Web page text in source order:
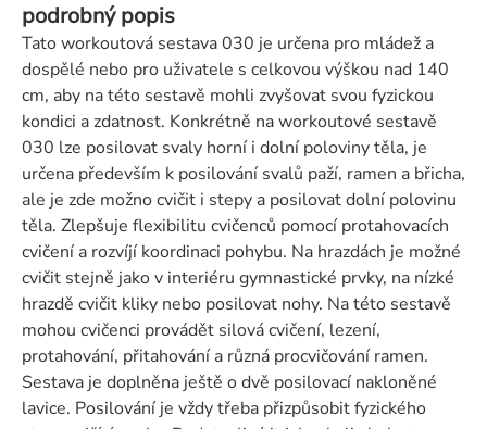
podrobný popis
Tato workoutová sestava 030 je určena pro mládež a
dospělé nebo pro uživatele s celkovou výškou nad 140
cm, aby na této sestavě mohli zvyšovat svou fyzickou
kondici a zdatnost. Konkrétně na workoutové sestavě
030 lze posilovat svaly horní i dolní poloviny těla, je
určena především k posilování svalů paží, ramen a břicha,
ale je zde možno cvičit i stepy a posilovat dolní polovinu
těla. Zlepšuje flexibilitu cvičenců pomocí protahovacích
cvičení a rozvíjí koordinaci pohybu. Na hrazdách je možné
cvičit stejně jako v interiéru gymnastické prvky, na nízké
hrazdě cvičit kliky nebo posilovat nohy. Na této sestavě
mohou cvičenci provádět silová cvičení, lezení,
protahování, přitahování a různá procvičování ramen.
Sestava je doplněna ještě o dvě posilovací nakloněné
lavice. Posilování je vždy třeba přizpůsobit fyzického